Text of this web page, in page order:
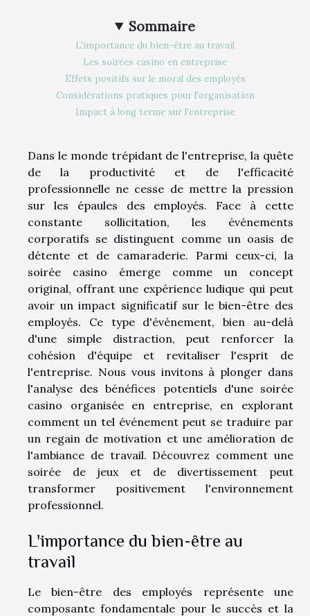
Sommaire
L'importance du bien-être au travail
Les soirées casino en entreprise
Effets positifs sur le moral des employés
Considérations pratiques pour l'organisation
Impact à long terme sur l'entreprise
Dans le monde trépidant de l'entreprise, la quête
de la productivité et de l'efficacité
professionnelle ne cesse de mettre la pression
sur les épaules des employés. Face à cette
constante sollicitation, les événements
corporatifs se distinguent comme un oasis de
détente et de camaraderie. Parmi ceux-ci, la
soirée casino émerge comme un concept
original, offrant une expérience ludique qui peut
avoir un impact significatif sur le bien-être des
employés. Ce type d'événement, bien au-delà
d'une simple distraction, peut renforcer la
cohésion d'équipe et revitaliser l'esprit de
l'entreprise. Nous vous invitons à plonger dans
l'analyse des bénéfices potentiels d'une soirée
casino organisée en entreprise, en explorant
comment un tel événement peut se traduire par
un regain de motivation et une amélioration de
l'ambiance de travail. Découvrez comment une
soirée de jeux et de divertissement peut
transformer positivement l'environnement
professionnel.
L'importance du bien-être au
travail
Le bien-être des employés représente une
composante fondamentale pour le succès et la